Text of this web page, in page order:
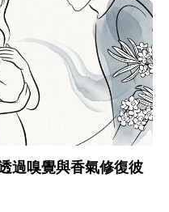
過嗅覺與香氣修復彼